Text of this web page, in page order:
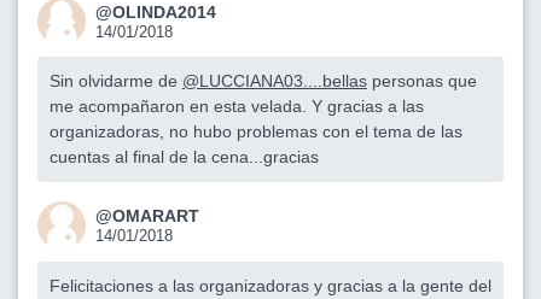
@OLINDA2014
14/01/2018
Sin olvidarme de @LUCCIANA03....bellas personas que
me acompañaron en esta velada. Y gracias a las
organizadoras, no hubo problemas con el tema de las
cuentas al final de la cena...gracias
@OMARART
14/01/2018
Felicitaciones a las organizadoras y gracias a la gente del